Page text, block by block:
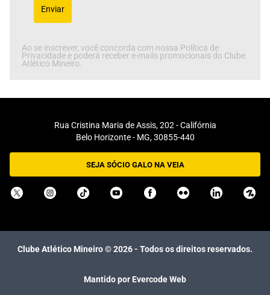
Enviar
Ao se inscrever, você concorda com nossa Política de
Privacidade e poderá receber e-mails promocionais do Clube
Atlético Mineiro.
Rua Cristina Maria de Assis, 202 - Califórnia
Belo Horizonte - MG, 30855-440
SEJA SÓCIO GALO NA VEIA
Clube Atlético Mineiro ©2026- Todos os direitos reservados.
Mantido por Evercode Web